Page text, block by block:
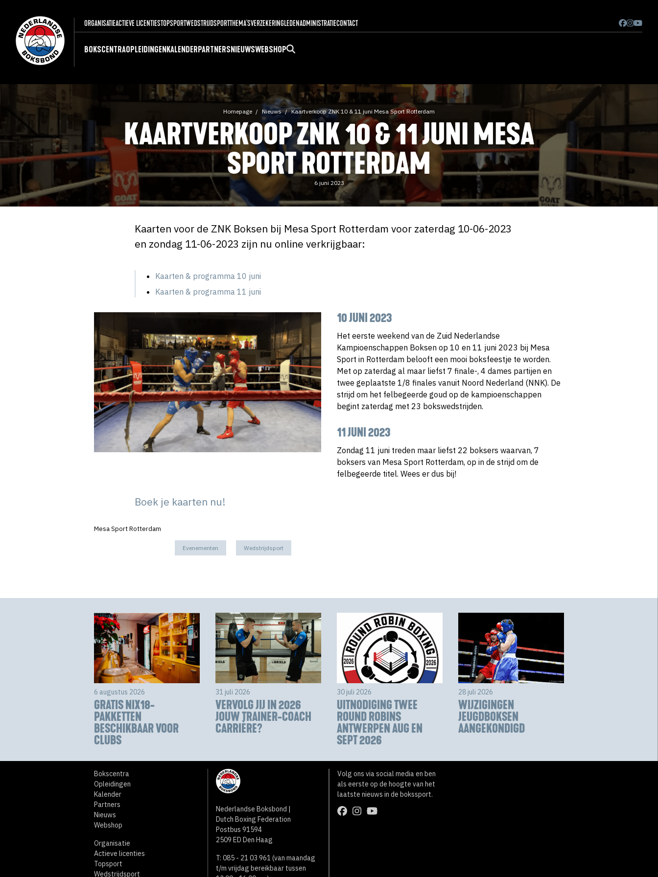
ORGANISATIEACTIEVE LICENTIESTOPSPORTWEDSTRIJDSPORTTHEMA'SVERZEKERINGLEDENADMINISTRATIECONTACT
BOKSCENTRAOPLEIDINGENKALENDERPARTNERSNIEUWSWEBSHOP
Homepage Nieuws Kaartverkoop ZNK 10 & 11 juni Mesa Sport Rotterdam
KAARTVERKOOP ZNK 10 & 11 JUNI MESA
SPORT ROTTERDAM
6 juni 2023
Kaarten voor de ZNK Boksen bij Mesa Sport Rotterdam voor zaterdag 10-06-2023
en zondag 11-06-2023 zijn nu online verkrijgbaar:
Kaarten & programma 10 juni
Kaarten & programma 11 juni
10 JUNI 2023
Het eerste weekend van de Zuid Nederlandse
Kampioenschappen Boksen op 10 en 11 juni 2023 bij Mesa
Sport in Rotterdam belooft een mooi boksfeestje te worden.
Met op zaterdag al maar liefst 7 finale-, 4 dames partijen en
twee geplaatste 1/8 finales vanuit Noord Nederland (NNK). De
strijd om het felbegeerde goud op de kampioenschappen
begint zaterdag met 23 bokswedstrijden.
11 JUNI 2023
Zondag 11 juni treden maar liefst 22 boksers waarvan, 7
boksers van Mesa Sport Rotterdam, op in de strijd om de
felbegeerde titel. Wees er dus bij!
Boek je kaarten nu!
Mesa Sport Rotterdam
Evenementen Wedstrijdsport
6 augustus 2026
GRATIS NIX18-
PAKKETTEN
BESCHIKBAAR VOOR
CLUBS
31 juli 2026
VERVOLG JIJ IN 2026
JOUW TRAINER-COACH
CARRIÈRE?
30 juli 2026
UITNODIGING TWEE
ROUND ROBINS
ANTWERPEN AUG EN
SEPT 2026
28 juli 2026
WIJZIGINGEN
JEUGDBOKSEN
AANGEKONDIGD
Bokscentra
Opleidingen
Kalender
Partners
Nieuws
Webshop
Organisatie
Actieve licenties
Topsport
Wedstrijdsport
Nederlandse Boksbond |
Dutch Boxing Federation
Postbus 91594
2509 ED Den Haag
T: 085 - 21 03 961 (van maandag
t/m vrijdag bereikbaar tussen
Volg ons via social media en ben
als eerste op de hoogte van het
laatste nieuws in de bokssport.